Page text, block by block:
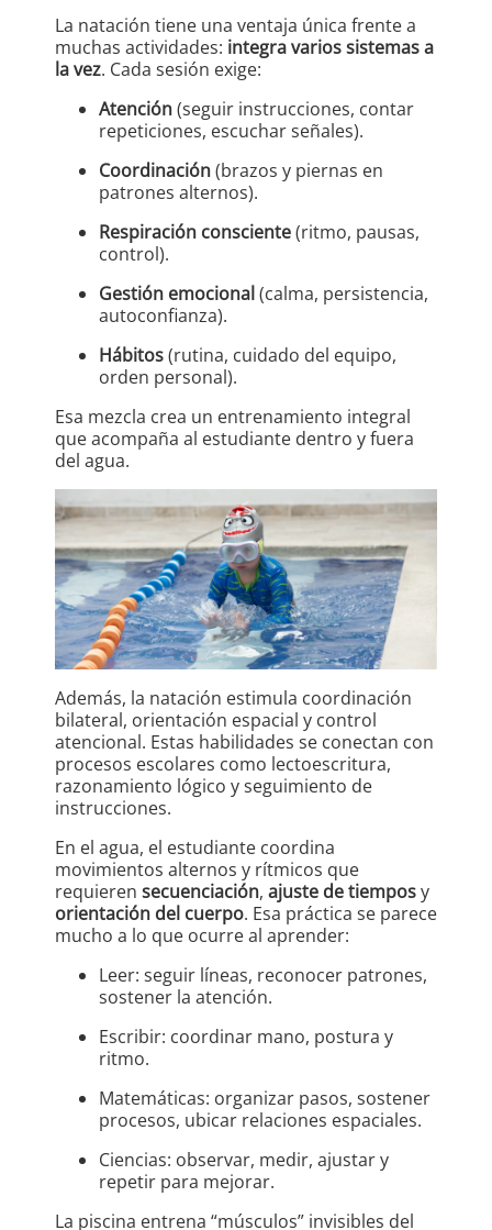
La natación tiene una ventaja única frente a
muchas actividades: integra varios sistemas a
la vez. Cada sesión exige:
Atención(seguir instrucciones, contar
repeticiones, escuchar señales).
Coordinación(brazos y piernas en
patrones alternos).
Respiración consciente(ritmo, pausas,
control).
Gestión emocional (calma, persistencia,
autoconfianza).
Hábitos(rutina, cuidado del equipo,
orden personal).
Esa mezcla crea un entrenamiento integral
que acompaña al estudiante dentro y fuera
del agua.
Además, la natación estimula coordinación
bilateral, orientación espacial y control
atencional. Estas habilidades se conectan con
procesos escolares como lectoescritura,
razonamiento lógico y seguimiento de
instrucciones.
En el agua, el estudiante coordina
movimientos alternos y rítmicos que
requieren secuenciación, ajuste de tiemposy
orientación del cuerpo. Esa práctica se parece
mucho a lo que ocurre al aprender:
Leer: seguir líneas, reconocer patrones,
sostener la atención.
Escribir: coordinar mano, postura y
ritmo.
Matemáticas: organizar pasos, sostener
procesos, ubicar relaciones espaciales.
Ciencias: observar, medir, ajustar y
repetir para mejorar.
La piscina entrena “músculos” invisibles del